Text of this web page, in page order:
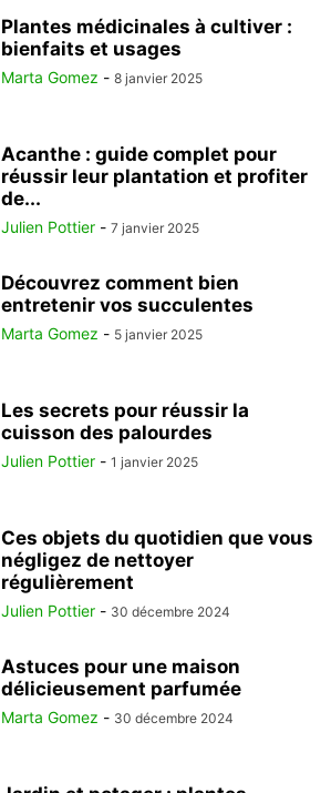
Plantes médicinales à cultiver :
bienfaits et usages
Marta Gomez - 8 janvier 2025
Acanthe : guide complet pour
réussir leur plantation et profiter
de...
Julien Pottier - 7 janvier 2025
Découvrez comment bien
entretenir vos succulentes
Marta Gomez - 5 janvier 2025
Les secrets pour réussir la
cuisson des palourdes
Julien Pottier - 1 janvier 2025
Ces objets du quotidien que vous
négligez de nettoyer
régulièrement
Julien Pottier - 30 décembre 2024
Astuces pour une maison
délicieusement parfumée
Marta Gomez - 30 décembre 2024